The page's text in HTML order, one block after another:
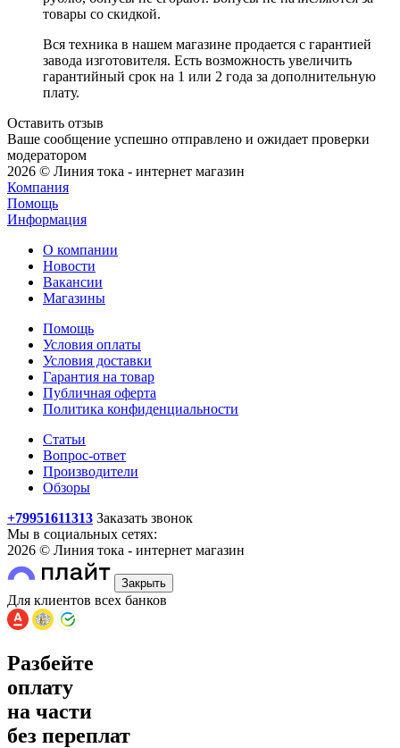
товары со скидкой.
Вся техника в нашем магазине продается с гарантией
завода изготовителя. Есть возможность увеличить
гарантийный срок на 1 или 2 года за дополнительную
плату.
Оставить отзыв
Ваше сообщение успешно отправлено и ожидает проверки
модератором
2026 © Линия тока - интернет магазин
Компания
Помощь
Информация
О компании
Новости
Вакансии
Магазины
Помощь
Условия оплаты
Условия доставки
Гарантия на товар
Публичная оферта
Политика конфиденциальности
Статьи
Вопрос-ответ
Производители
Обзоры
+79951611313 Заказать звонок
Мы в социальных сетях:
2026 © Линия тока - интернет магазин
Закрыть
Для клиентов всех банков
Разбейте
оплату
на части
без переплат